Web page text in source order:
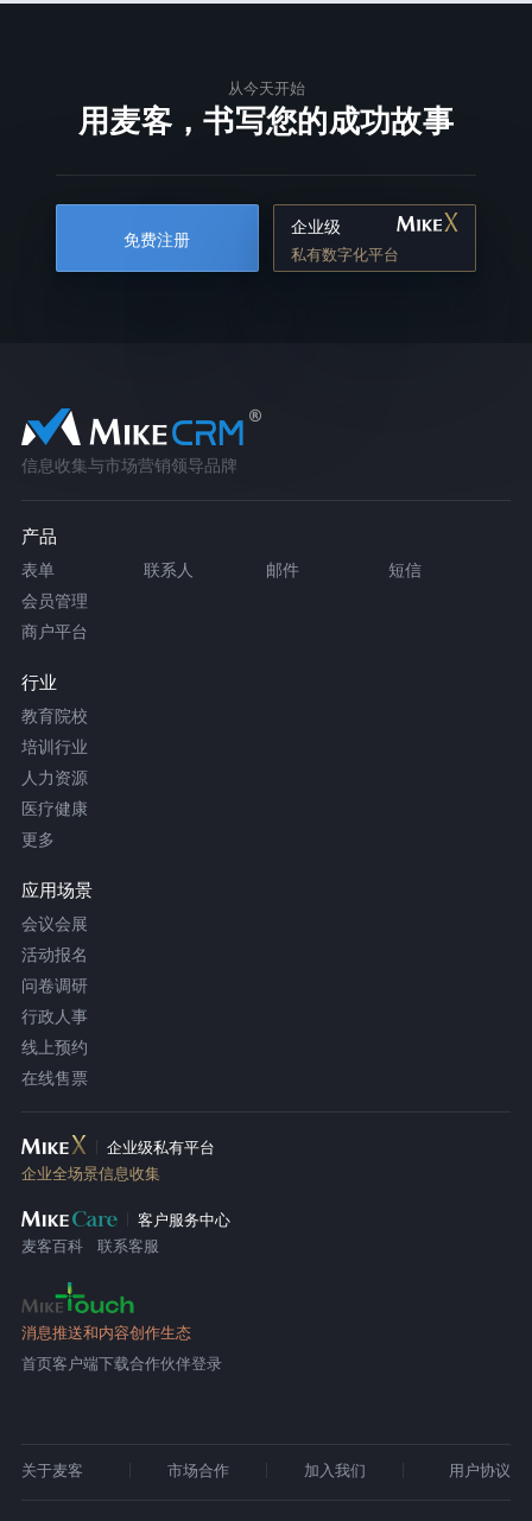
从今天开始
用麦客，书写您的成功故事
免费注册
企业级
私有数字化平台
信息收集与市场营销领导品牌
产品
表单 联系人 邮件
短信
会员管理
商户平台
行业
教育院校
培训行业
人力资源
医疗健康
更多
应用场景
会议会展
活动报名
问卷调研
行政人事
线上预约
在线售票
企业级私有平台
企业全场景信息收集
客户服务中心
麦客百科
联系客服
消息推送和内容创作生态
首页客户端下载合作伙伴登录
关于麦客 市场合作 加入我们 用户协议